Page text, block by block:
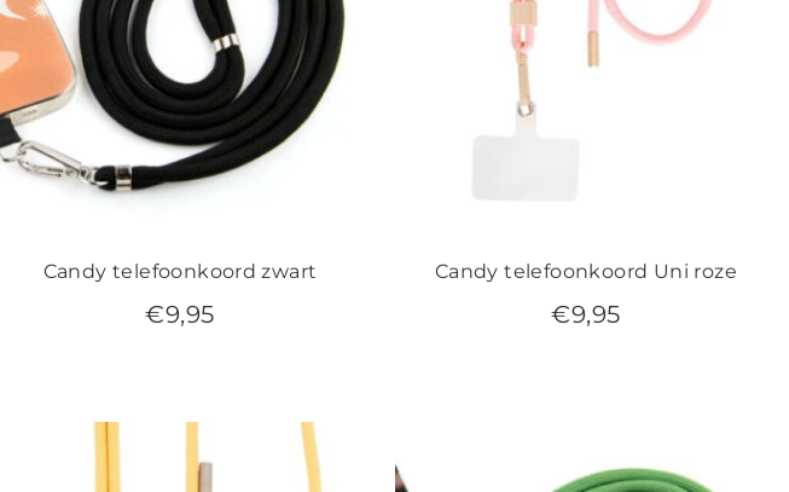
Candy telefoonkoord zwart
€9,95
Candy telefoonkoord Uni roze
€9,95